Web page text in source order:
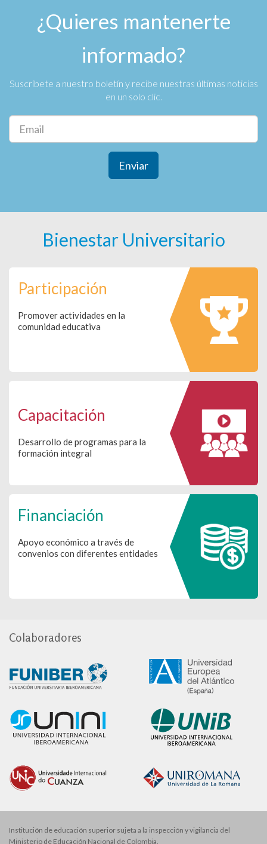
¿Quieres mantenerte
informado?
Suscríbete a nuestro boletín y recibe nuestras últimas noticias
en un solo clic.
Enviar
Bienestar Universitario
Participación
Promover actividades en la
comunidad educativa
Capacitación
Desarrollo de programas para la
formación integral
Financiación
Apoyo económico a través de
convenios con diferentes entidades
Colaboradores
Institución de educación superior sujeta a la inspección y vigilancia del
Ministerio de Educación Nacional de Colombia.